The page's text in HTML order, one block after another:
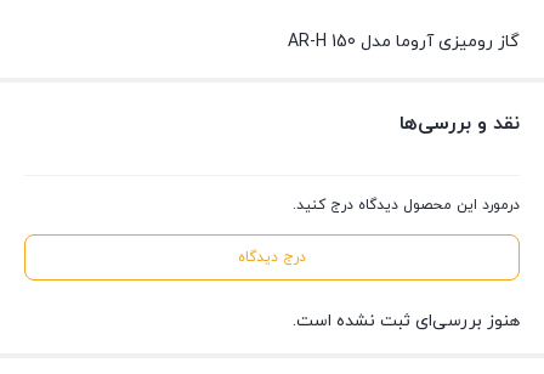
گاز رومیزی آروما مدل AR-H 150
نقد و بررسی‌ها
درمورد این محصول دیدگاه درج کنید.
درج دیدگاه
هنوز بررسی‌ای ثبت نشده است.